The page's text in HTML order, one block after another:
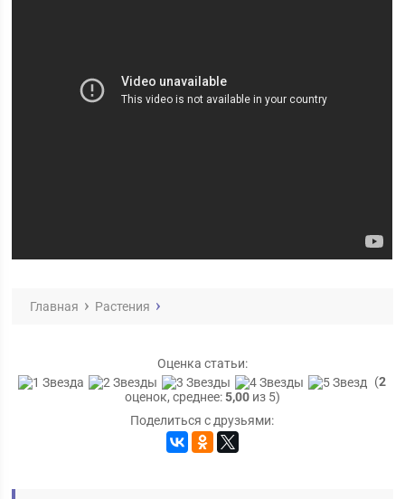
Главная Растения
Оценка статьи:
(2
оценок, среднее:5,00из 5)
Поделиться с друзьями: